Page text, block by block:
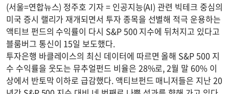
(서울=연합뉴스) 정주호 기자 = 인공지능(AI) 관련 빅테크 중심의
미국 증시 랠리가 재개되면서 투자 종목을 선별해 적극 운용하는
액티브 펀드의 수익률이 다시 S&P 500 지수에 뒤처지고 있다고
블룸버그 통신이 15일 보도했다.
투자은행 바클레이스의 최신 데이터에 따르면 올해 S&P 500 지
수 수익률을 웃도는 뮤추얼펀드 비율은 28%로, 2월 말 60% 이
상에서 반토막 이하로 급감했다. 액티브펀드 매니저들은 지난 20